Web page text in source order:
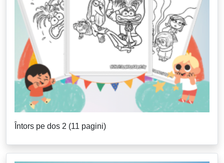
Întors pe dos 2 (11 pagini)